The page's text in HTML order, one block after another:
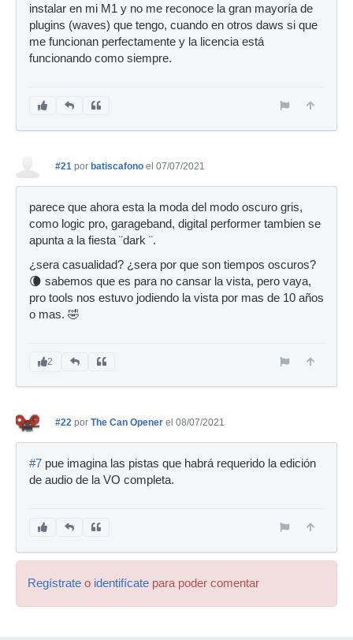
instalar en mi M1 y no me reconoce la gran mayoría de
plugins (waves) que tengo, cuando en otros daws si que
me funcionan perfectamente y la licencia está
funcionando como siempre.
#21 por batiscafono el 07/07/2021
parece que ahora esta la moda del modo oscuro gris,
como logic pro, garageband, digital performer tambien se
apunta a la fiesta ¨dark ¨.
¿sera casualidad? ¿sera por que son tiempos oscuros?
🌘 sabemos que es para no cansar la vista, pero vaya,
pro tools nos estuvo jodiendo la vista por mas de 10 años
o mas. 🤣
2
#22 por The Can Opener el 08/07/2021
#7 pue imagina las pistas que habrá requerido la edición
de audio de la VO completa.
Regístrate o identifícate para poder comentar